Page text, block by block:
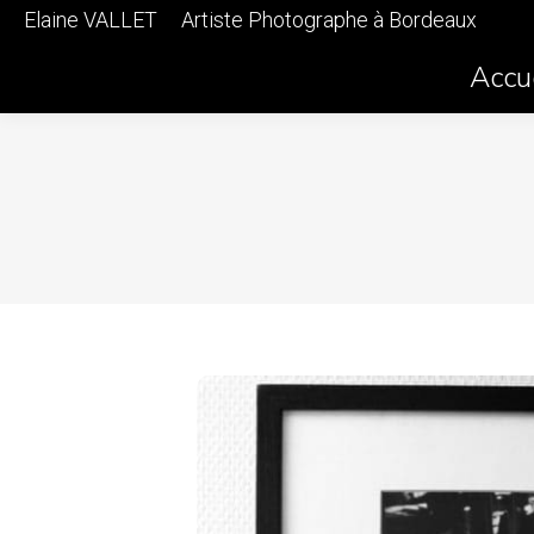
Elaine VALLET Artiste Photographe à Bordeaux